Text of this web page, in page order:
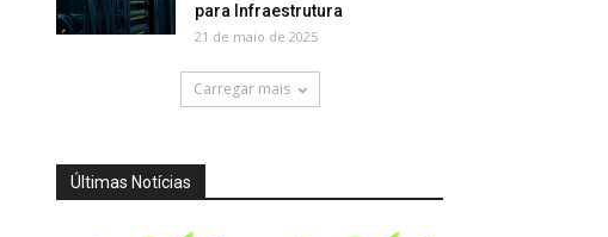
para Infraestrutura
21 de maio de 2025
Carregar mais
Últimas Notícias